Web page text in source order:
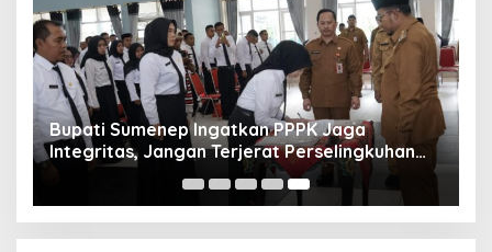
Bupati Sumenep Ingatkan PPPK Jaga
Integritas, Jangan Terjerat Perselingkuhan
dan Judi Online